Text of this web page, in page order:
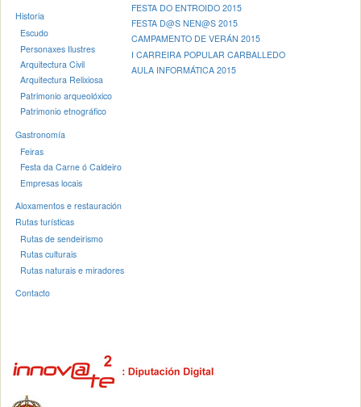
Historia
Escudo
Personaxes Ilustres
Arquitectura Civil
Arquitectura Relixiosa
Patrimonio arqueolóxico
Patrimonio etnográfico
Gastronomía
Feiras
Festa da Carne ó Caldeiro
Empresas locais
Aloxamentos e restauración
Rutas turísticas
Rutas de sendeirismo
Rutas culturais
Rutas naturais e miradores
Contacto
FESTA DO ENTROIDO 2015
FESTA D@S NEN@S 2015
CAMPAMENTO DE VERÁN 2015
I CARREIRA POPULAR CARBALLEDO
AULA INFORMÁTICA 2015